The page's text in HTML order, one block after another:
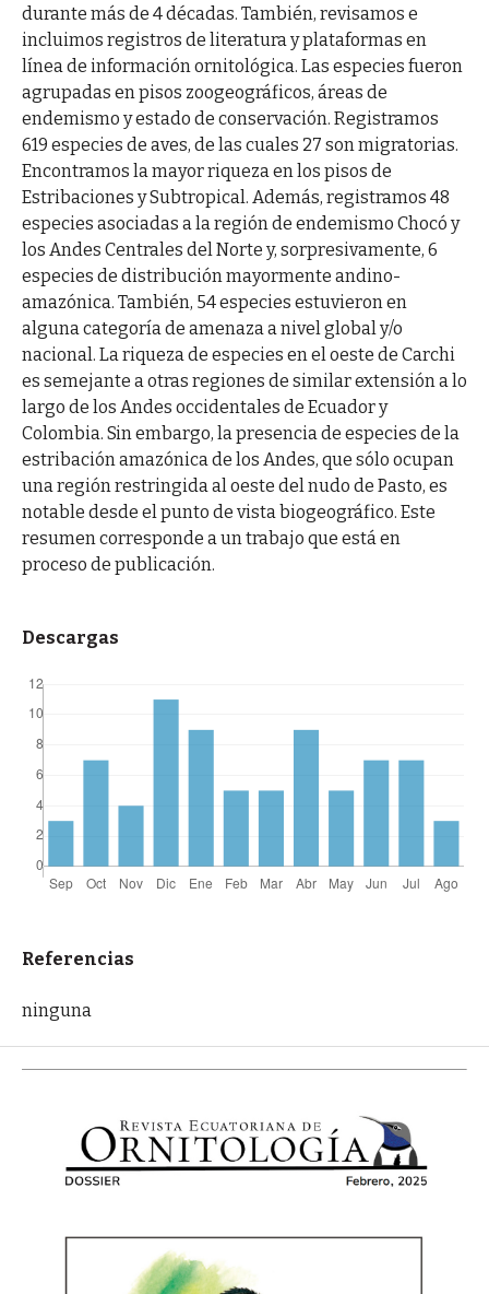
durante más de 4 décadas. También, revisamos e
incluimos registros de literatura y plataformas en
línea de información ornitológica. Las especies fueron
agrupadas en pisos zoogeográficos, áreas de
endemismo y estado de conservación. Registramos
619 especies de aves, de las cuales 27 son migratorias.
Encontramos la mayor riqueza en los pisos de
Estribaciones y Subtropical. Además, registramos 48
especies asociadas a la región de endemismo Chocó y
los Andes Centrales del Norte y, sorpresivamente, 6
especies de distribución mayormente andino-
amazónica. También, 54 especies estuvieron en
alguna categoría de amenaza a nivel global y/o
nacional. La riqueza de especies en el oeste de Carchi
es semejante a otras regiones de similar extensión a lo
largo de los Andes occidentales de Ecuador y
Colombia. Sin embargo, la presencia de especies de la
estribación amazónica de los Andes, que sólo ocupan
una región restringida al oeste del nudo de Pasto, es
notable desde el punto de vista biogeográfico. Este
resumen corresponde a un trabajo que está en
proceso de publicación.
Descargas
Referencias
ninguna